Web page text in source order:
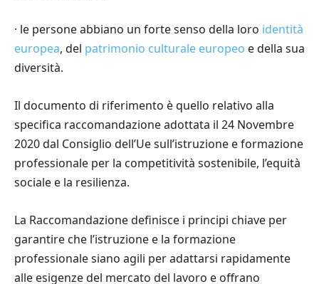
· le persone abbiano un forte senso della loro identità
europea, del patrimonio culturale europeo e della sua
diversità.
Il documento di riferimento èquello relativo alla
specifica raccomandazione adottata il 24 Novembre
2020 dal Consiglio dell’Ue sull’istruzione e formazione
professionale per la competitività sostenibile, l’equità
sociale e la resilienza.
La Raccomandazione definisce i principi chiave per
garantire che l’istruzione e la formazione
professionale siano agili per adattarsi rapidamente
alle esigenze del mercato del lavoro e offrano